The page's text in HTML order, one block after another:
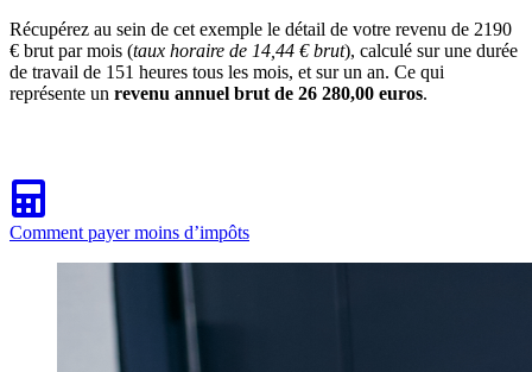
Récupérez au sein de cet exemple le détail de votre revenu de 2190
€ brut par mois (taux horaire de 14,44 € brut), calculé sur une durée
de travail de 151 heures tous les mois, et sur un an. Ce qui
représente un revenu annuel brut de 26 280,00 euros.
Comment payer moins d’impôts